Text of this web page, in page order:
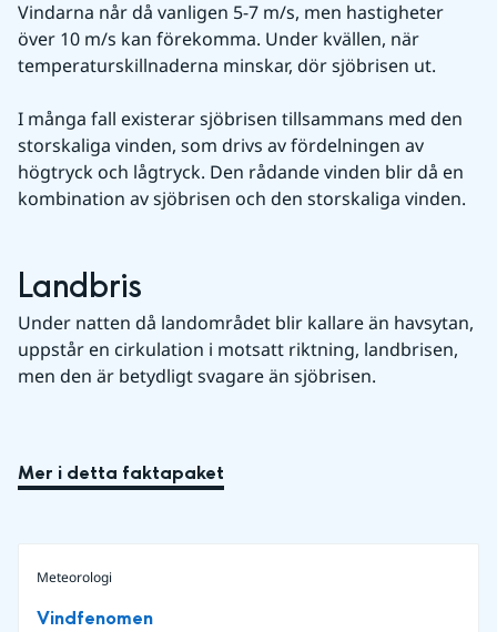
Vindarna når då vanligen 5-7 m/s, men hastigheter
över 10 m/s kan förekomma. Under kvällen, när
temperaturskillnaderna minskar, dör sjöbrisen ut.
I många fall existerar sjöbrisen tillsammans med den
storskaliga vinden, som drivs av fördelningen av
högtryck och lågtryck. Den rådande vinden blir då en
kombination av sjöbrisen och den storskaliga vinden.
Landbris
Under natten då landområdet blir kallare än havsytan,
uppstår en cirkulation i motsatt riktning, landbrisen,
men den är betydligt svagare än sjöbrisen.
Mer i detta faktapaket
Meteorologi
Vindfenomen